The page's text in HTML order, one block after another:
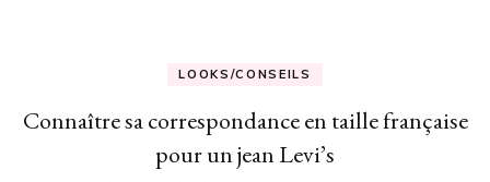
LOOKS/CONSEILS
Connaître sa correspondance en taille française
pour un jean Levi’s